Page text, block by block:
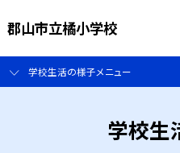
郡山市立橘小学校
学校生活の様子メニュー
学校生